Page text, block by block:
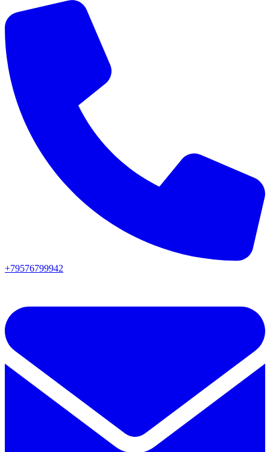
+79576799942